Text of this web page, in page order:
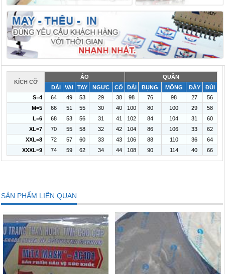
KÍCH CỠ
ÁO
QUẦN
DÀI
VAI TAY NGỰC CỔ DÀI BỤNG MÔNG ĐÁY
ĐÙI
S=4
64 49 53 29 38 98 76 98 27
56
M=5
66 51 55 30 40 100 80 100 29
58
L=6
68 53 56 31 41 102 84 104 31
60
XL=7
70 55 58 32 42 104 86 106 33
62
XXL=8
72 57 60 33 43 106 88 110 36
64
XXXL=9
74 59 62 34 44 108 90 114 40 66
SẢN PHẨM LIÊN QUAN